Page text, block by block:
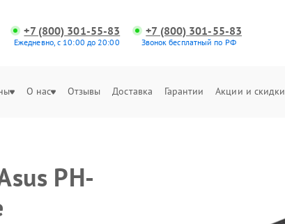
+7 (800) 301-55-83
Ежедневно, с 10:00 до 20:00
+7 (800) 301-55-83
Звонок бесплатный по РФ
О нас Отзывы Доставка Гарантии Акции и скидки
PH-